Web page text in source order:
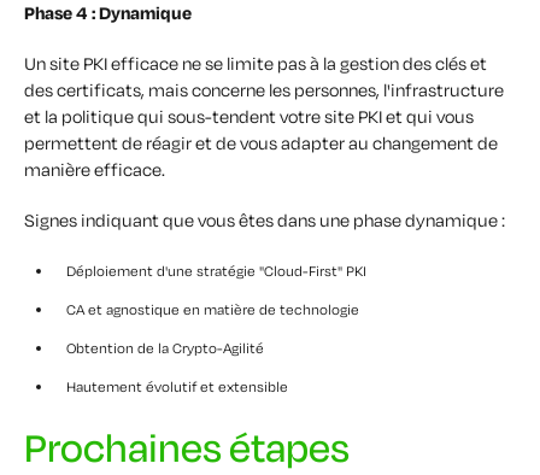
Phase 4 : Dynamique
Un site PKI efficace ne se limite pas à la gestion des clés et
des certificats, mais concerne les personnes, l'infrastructure
et la politique qui sous-tendent votre site PKI et qui vous
permettent de réagir et de vous adapter au changement de
manière efficace.
Signes indiquant que vous êtes dans une phase dynamique :
Déploiement d'une stratégie "Cloud-First" PKI
CA et agnostique en matière de technologie
Obtention de la Crypto-Agilité
Hautement évolutif et extensible
Prochaines étapes